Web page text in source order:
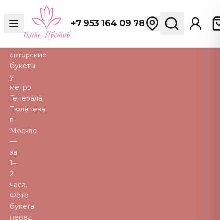
+7 953 164 09 78
пионы,
тюльпаны
авторские
букеты
у
метро
Генерала
Тюленева
в
Москве
—
за
1–
2
часа.
Фото
букета
перед